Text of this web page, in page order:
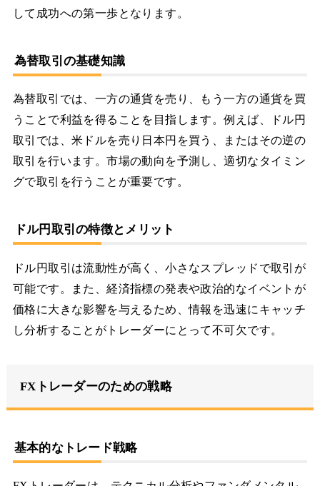
して成功への第一歩となります。
為替取引の基礎知識
為替取引では、一方の通貨を売り、もう一方の通貨を買
うことで利益を得ることを目指します。例えば、ドル円
取引では、米ドルを売り日本円を買う、またはその逆の
取引を行います。市場の動向を予測し、適切なタイミン
グで取引を行うことが重要です。
ドル円取引の特徴とメリット
ドル円取引は流動性が高く、小さなスプレッドで取引が
可能です。また、経済指標の発表や政治的なイベントが
価格に大きな影響を与えるため、情報を迅速にキャッチ
し分析することがトレーダーにとって不可欠です。
FXトレーダーのための戦略
基本的なトレード戦略